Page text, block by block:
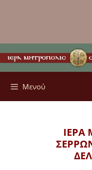
Μενού
ΙΕΡΑ